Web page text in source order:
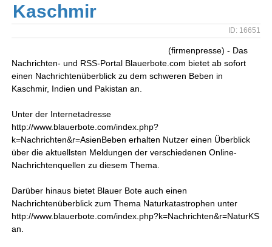
Kaschmir
ID: 16651
(firmenpresse) - Das
Nachrichten- und RSS-Portal Blauerbote.com bietet ab sofort
einen Nachrichtenüberblick zu dem schweren Beben in
Kaschmir, Indien und Pakistan an.
Unter der Internetadresse
http://www.blauerbote.com/index.php?
k=Nachrichten&r=AsienBeben erhalten Nutzer einen Überblick
über die aktuellsten Meldungen der verschiedenen Online-
Nachrichtenquellen zu diesem Thema.
Darüber hinaus bietet Blauer Bote auch einen
Nachrichtenüberblick zum Thema Naturkatastrophen unter
http://www.blauerbote.com/index.php?k=Nachrichten&r=NaturKS
an.